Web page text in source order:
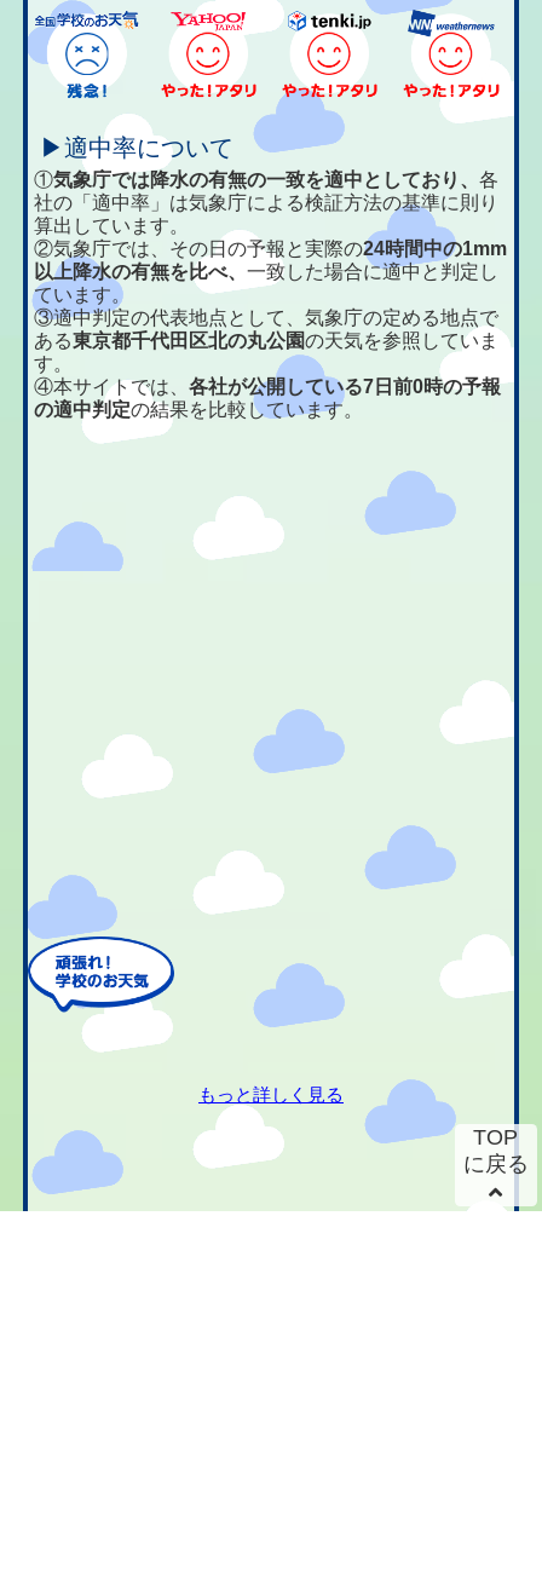
▶適中率について
①気象庁では降水の有無の一致を適中としており、各
社の「適中率」は気象庁による検証方法の基準に則り
算出しています。
②気象庁では、その日の予報と実際の24時間中の1mm
以上降水の有無を比べ、一致した場合に適中と判定し
ています。
③適中判定の代表地点として、気象庁の定める地点で
ある東京都千代田区北の丸公園の天気を参照していま
す。
④本サイトでは、各社が公開している7日前0時の予報
の適中判定の結果を比較しています。
もっと詳しく見る
TOP
に戻る